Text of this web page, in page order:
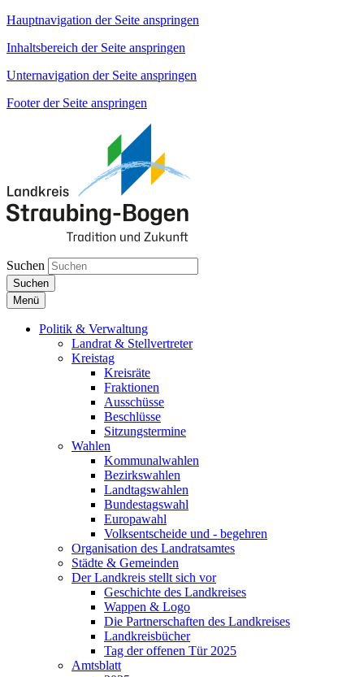
Hauptnavigation der Seite anspringen
Inhaltsbereich der Seite anspringen
Unternavigation der Seite anspringen
Footer der Seite anspringen
Suchen
Suchen
Menü
Politik & Verwaltung
Landrat & Stellvertreter
Kreistag
Kreisräte
Fraktionen
Ausschüsse
Beschlüsse
Sitzungstermine
Wahlen
Kommunalwahlen
Bezirkswahlen
Landtagswahlen
Bundestagswahl
Europawahl
Volksentscheide und - begehren
Organisation des Landratsamtes
Städte & Gemeinden
Der Landkreis stellt sich vor
Geschichte des Landkreises
Wappen & Logo
Die Partnerschaften des Landkreises
Landkreisbücher
Tag der offenen Tür 2025
Amtsblatt